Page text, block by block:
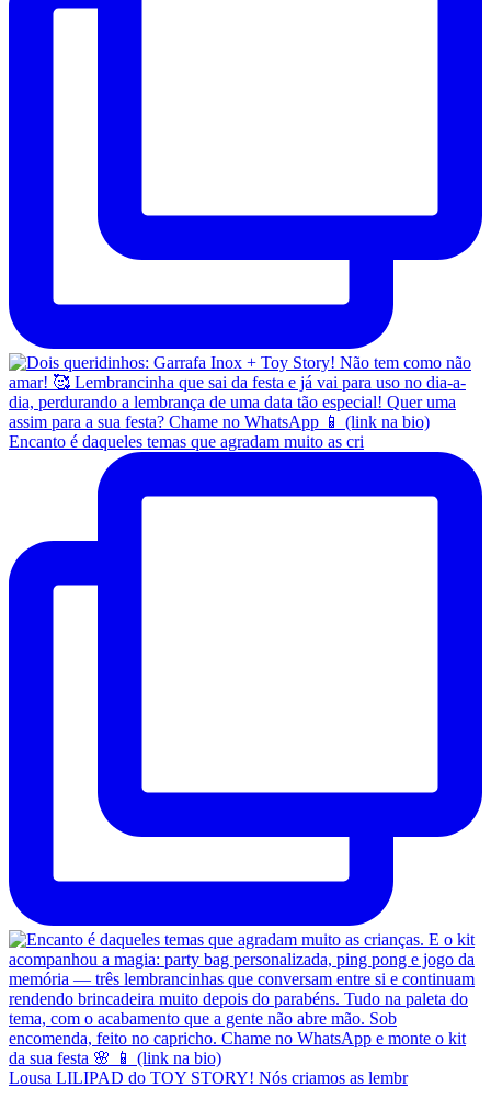
Encanto é daqueles temas que agradam muito as cri
Lousa LILIPAD do TOY STORY! Nós criamos as lembr